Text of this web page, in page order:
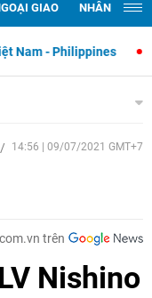
GIAO NHÂN
500 ngày
14:56 | 09/07/2021 GMT+7
trên
Nishino